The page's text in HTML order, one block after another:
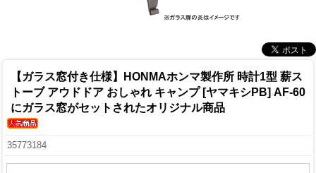
【ガラス窓付き仕様】HONMAホンマ製作所 時計1型 薪ス
トーブ アウドドア おしゃれ キャンプ [ヤマキシPB] AF-60
にガラス窓がセットされたオリジナル商品
35773184